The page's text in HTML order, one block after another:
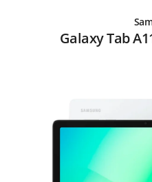
Galaxy Tab